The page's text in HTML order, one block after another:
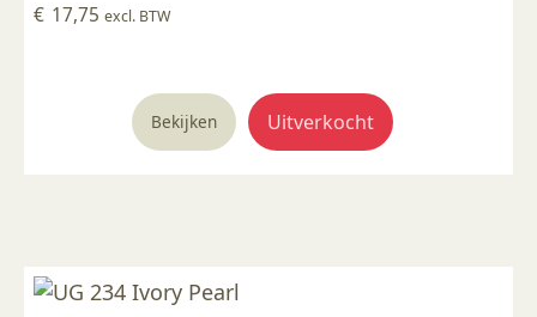
€ 17,75 excl. BTW
Bekijken Uitverkocht